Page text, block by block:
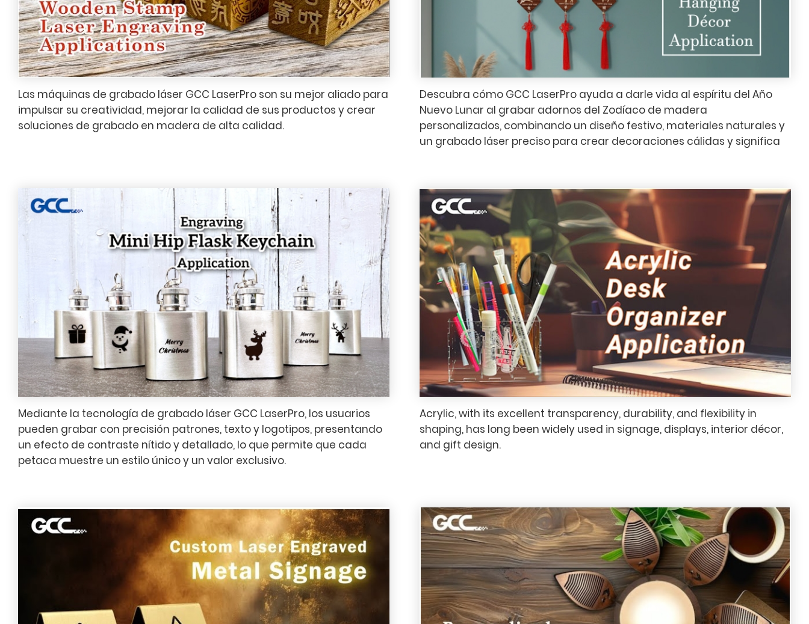
Las máquinas de grabado láser GCC LaserPro son su mejor aliado para
impulsar su creatividad, mejorar la calidad de sus productos y crear
soluciones de grabado en madera de alta calidad.
Descubra cómo GCC LaserPro ayuda a darle vida al espíritu del Año
Nuevo Lunar al grabar adornos del Zodíaco de madera
personalizados, combinando un diseño festivo, materiales naturales y
un grabado láser preciso para crear decoraciones cálidas y significa
Mediante la tecnología de grabado láser GCC LaserPro, los usuarios
pueden grabar con precisión patrones, texto y logotipos, presentando
un efecto de contraste nítido y detallado, lo que permite que cada
petaca muestre un estilo único y un valor exclusivo.
Acrylic, with its excellent transparency, durability, and flexibility in
shaping, has long been widely used in signage, displays, interior décor,
and gift design.